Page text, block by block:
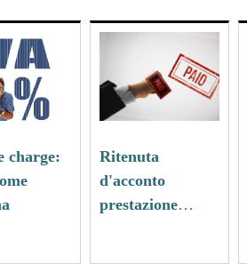
charge:
Ritenuta
d'acconto
prestazione